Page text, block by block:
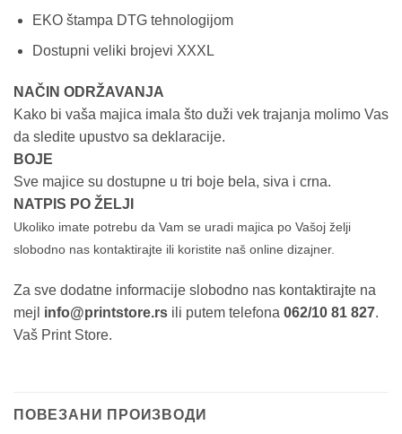
EKO štampa DTG tehnologijom
Dostupni veliki brojevi XXXL
NAČIN ODRŽAVANJA
Kako bi vaša majica imala što duži vek trajanja molimo Vas
da sledite upustvo sa deklaracije.
BOJE
Sve majice su dostupne u tri boje bela, siva i crna.
NATPIS PO ŽELJI
Ukoliko imate potrebu da Vam se uradi majica po Vašoj želji
slobodno nas kontaktirajte ili koristite naš online dizajner.
Za sve dodatne informacije slobodno nas kontaktirajte na
mejl info@printstore.rs ili putem telefona 062/10 81 827.
Vaš Print Store.
ПОВЕЗАНИ ПРОИЗВОДИ